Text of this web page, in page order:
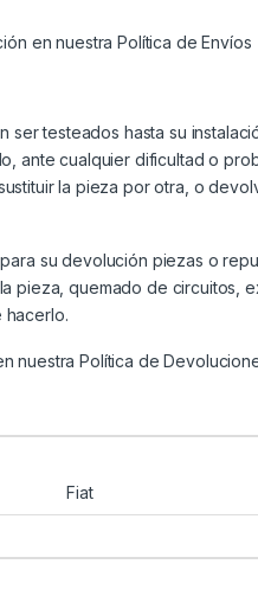
en nuestraPolítica de Envíos
ser testeados hasta su
ante cualquier dificultad o
la pieza por otra, o
su devolución piezas o
pieza, quemado de circuitos,
hacerlo.
nuestraPolítica de
Fiat